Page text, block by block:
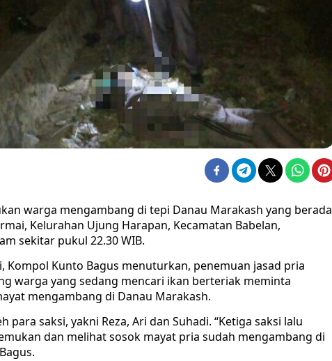
warga mengambang di tepi Danau Marakash yang berada
Kelurahan Ujung Harapan, Kecamatan Babelan,
sekitar pukul 22.30 WIB.
Kompol Kunto Bagus menuturkan, penemuan jasad pria
warga yang sedang mencari ikan berteriak meminta
mengambang di Danau Marakash.
saksi, yakni Reza, Ari dan Suhadi. “Ketiga saksi lalu
dan melihat sosok mayat pria sudah mengambang di